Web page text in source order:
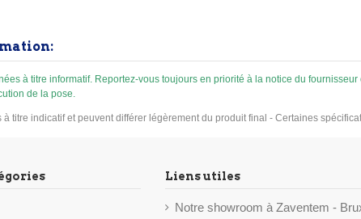
du portique.
Nord traité
4, certifié
à titre informatif. Reportez-vous toujours en priorité à la notice du
de la pose.
à titre indicatif et peuvent différer légèrement du produit final - Certaines
Liens utiles
Notre showroom à Zaventem -